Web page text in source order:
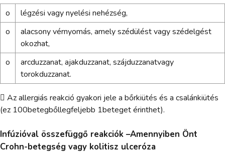
o
légzési vagy nyelési nehézség,
o
alacsony vérnyomás, amely szédülést vagy szédelgést
okozhat,
o
arcduzzanat, ajakduzzanat, szájduzzanatvagy
torokduzzanat.
 Az allergiás reakció gyakori jele a bőrkiütés és a csalánkiütés
(ez 100betegbőllegfeljebb 1beteget érinthet).
Infúzióval összefüggő reakciók –Amennyiben Önt
Crohn-betegség vagy kolitisz ulceróza